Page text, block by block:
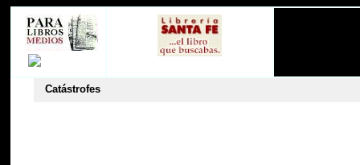
Catástrofes